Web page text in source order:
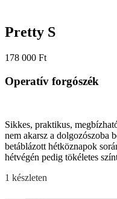
Pretty S
178 000 Ft
Operatív forgószék
Sikkes, praktikus,
nem akarsz a dolgozószoba
betáblázott hétköznapok
hétvégén pedig tökéletes
1 készleten